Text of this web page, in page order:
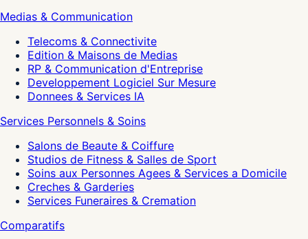
Medias & Communication
Telecoms & Connectivite
Edition & Maisons de Medias
RP & Communication d'Entreprise
Developpement Logiciel Sur Mesure
Donnees & Services IA
Services Personnels & Soins
Salons de Beaute & Coiffure
Studios de Fitness & Salles de Sport
Soins aux Personnes Agees & Services a Domicile
Creches & Garderies
Services Funeraires & Cremation
Comparatifs